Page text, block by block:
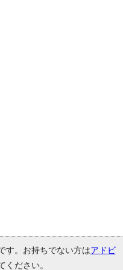
す。お持ちでない方はアドビ
ださい。